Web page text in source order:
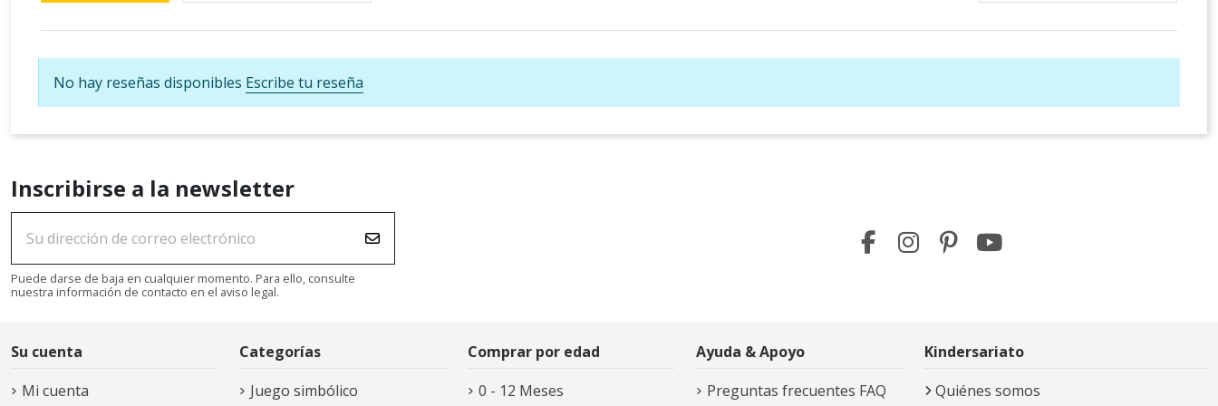
No hay reseñas disponibles Escribe tu reseña
Inscribirse a la newsletter
Puede darse de baja en cualquier momento. Para ello, consulte
nuestra información de contacto en el aviso legal.
Su cuenta
Mi cuenta
Categorías
Juego simbólico
Comprar por edad
0 - 12 Meses
Ayuda & Apoyo
Preguntas frecuentes FAQ
Kindersariato
Quiénes somos